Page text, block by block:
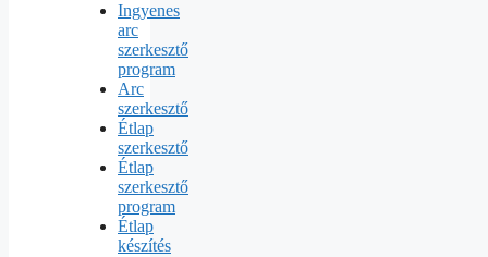
Ingyenes
arc
szerkesztő
program
Arc
szerkesztő
Étlap
szerkesztő
Étlap
szerkesztő
program
Étlap
készítés